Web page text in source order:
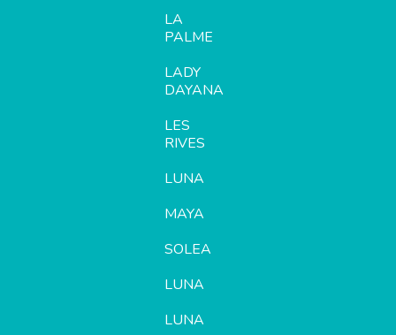
LA
PALME
LADY
DAYANA
LES
RIVES
LUNA
MAYA
SOLEA
LUNA
LUNA